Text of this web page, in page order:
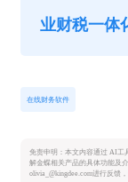
业财税一体
在线财务软件
免责申明：本文内容通过 AI工
解金蝶相关产品的具体功能及
olivia_@kingdee.com进行反馈